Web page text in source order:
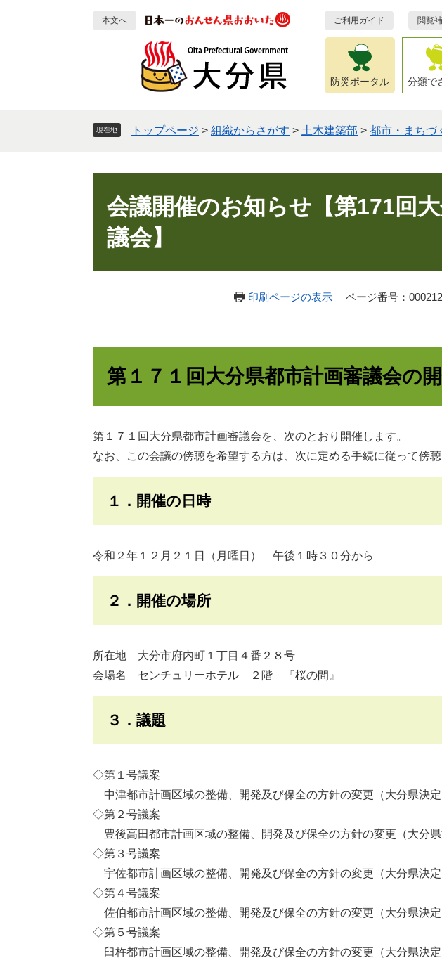
本文へ ご利用ガイド 閲覧
防災ポータル 分類で
現在地 トップページ > 組織からさがす > 土木建築部 > 都市・まちづ
会議開催のお知らせ【第171回
議会】
印刷ページの表示 ページ番号：
第１７１回大分県都市計画審議会の
第１７１回大分県都市計画審議会を、次のとおり開催します。
なお、この会議の傍聴を希望する方は、次に定める手続に従って傍聴
１．開催の日時
令和２年１２月２１日（月曜日） 午後１時３０分から
２．開催の場所
所在地 大分市府内町１丁目４番２８号
会場名 センチュリーホテル ２階 『桜の間』
３．議題
◇第１号議案
中津都市計画区域の整備、開発及び保全の方針の変更（大分県決
◇第２号議案
豊後高田都市計画区域の整備、開発及び保全の方針の変更（大分
◇第３号議案
宇佐都市計画区域の整備、開発及び保全の方針の変更（大分県決
◇第４号議案
佐伯都市計画区域の整備、開発及び保全の方針の変更（大分県決
◇第５号議案
臼杵都市計画区域の整備、開発及び保全の方針の変更（大分県決